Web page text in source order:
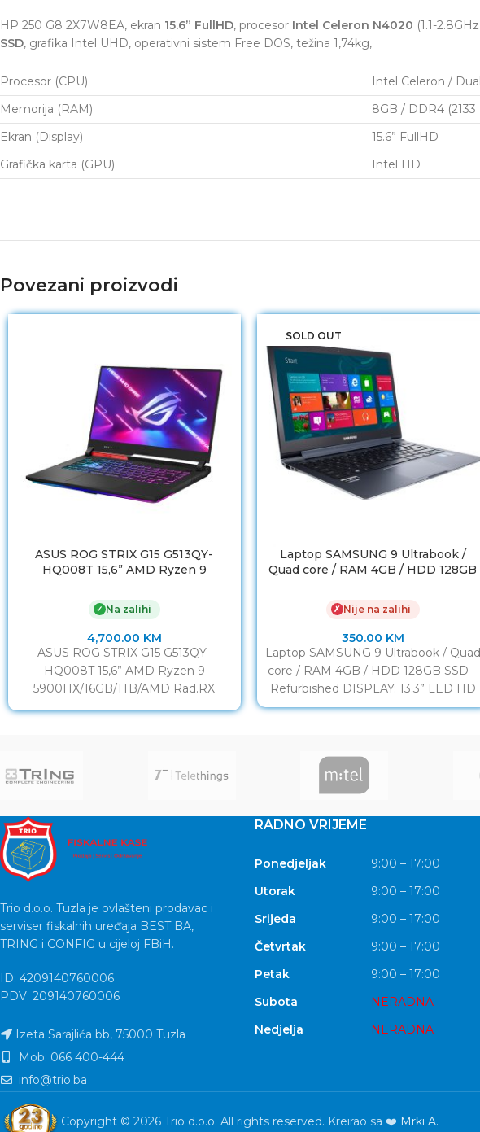
HP 250 G8 2X7W8EA, ekran 15.6” FullHD, procesor Intel Celeron N4020 (1.1-
SSD, grafika Intel UHD, operativni sistem Free DOS, težina 1,74kg,
Procesor (CPU)
Intel Celeron /
Memorija (RAM)
8GB / DDR4 (2133
Ekran (Display)
15.6” FullHD
Grafička karta (GPU)
Intel HD
Povezani proizvodi
ASUS ROG STRIX G15 G513QY-
HQ008T 15,6” AMD Ryzen 9
6800M-12GB
✓ Na zalihi
4,700.00 KM
ASUS ROG STRIX G15 G513QY-
HQ008T 15,6” AMD Ryzen 9
5900HX/16GB/1TB/AMD Rad.RX
SOLD OUT
Laptop SAMSUNG 9 Ultrabook /
Quad core / RAM 4GB / HDD 128GB
✗ Nije na zalihi
350.00 KM
Laptop SAMSUNG 9 Ultrabook / Quad
core / RAM 4GB / HDD 128GB SSD –
Refurbished DISPLAY: 13.3” LED HD
Trio d.o.o. Tuzla je ovlašteni prodavac i
serviser fiskalnih uređaja BEST BA,
TRING i CONFIG u cijeloj FBiH.
ID: 4209140760006
PDV: 209140760006
Izeta Sarajlića bb, 75000 Tuzla
Mob: 066 400-444
info@trio.ba
RADNO VRIJEME
Ponedjeljak
9:00 – 17:00
Utorak
9:00 – 17:00
Srijeda
9:00 – 17:00
Četvrtak
9:00 – 17:00
Petak
9:00 – 17:00
Subota
NERADNA
Nedjelja
NERADNA
Copyright © 2026 Trio d.o.o. All rights reserved. Kreirao sa ❤️ Mrki A.